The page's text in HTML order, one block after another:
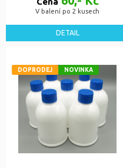
V balení po 2 kusech
DETAIL
DOPRODEJ NOVINKA